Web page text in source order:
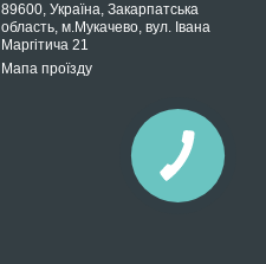
89600, Україна, Закарпатська
область, м.Мукачево, вул. Івана
Маргітича 21
Мапа проїзду